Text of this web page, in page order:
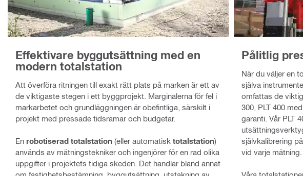
Effektivare byggutsättning med en
modern totalstation
Att överföra ritningen till exakt rätt plats på marken är ett av
de viktigaste stegen i ett byggprojekt. Marginalerna för fel i
markarbetet och grundläggningen är obefintliga, särskilt i
projekt med pressade tidsramar och budgetar.
En robotiserad totalstation (eller automatisk totalstation)
används av mätningstekniker och ingenjörer för en rad olika
uppgifter i projektets tidiga skeden. Det handlar bland annat
Pålitlig
När du väljer en
själva
omfattas de
300, PLT 400
garanti. Vår PLT
självkalibrering
vid varje mätning.